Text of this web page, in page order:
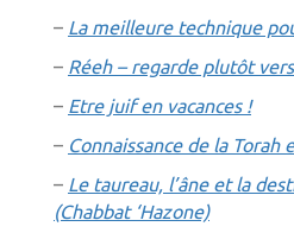
– La meilleure technique
– Réeh – regarde plutôt
– Etre juif en vacances !
– Connaissance de la Torah
– Le taureau, l’âne et la
(Chabbat ‘Hazone)